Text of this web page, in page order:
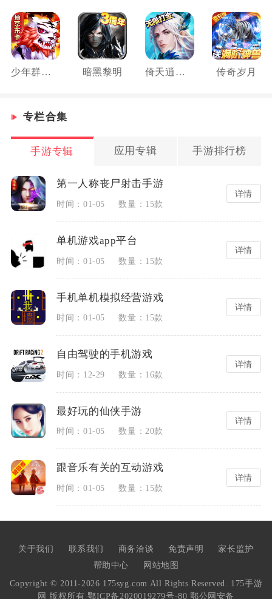
少年群侠传 暗黑黎明 倚天逍遥录 传奇岁月
专栏合集
手游专辑 应用专辑 手游排行榜
第一人称丧尸射击手游
时间：01-05 数量：15款
详情
单机游戏app平台
时间：01-05 数量：15款
详情
手机单机模拟经营游戏
时间：01-05 数量：15款
详情
自由驾驶的手机游戏
时间：12-29 数量：16款
详情
最好玩的仙侠手游
时间：01-05 数量：20款
详情
跟音乐有关的互动游戏
时间：01-05 数量：15款
详情
好用的聊天交友软件排行
时间：12-07 数量：15款
手机影视app软件哪个好
详情
2023游戏排行榜前十名
时间：08-04 数量：35款
回合制手游排行榜2021排行榜
详情
关于我们 联系我们 商务洽谈 免责声明
家长监护
帮助中心
网站地图
Copyright © 2011-2026 175syg.com All Rights Reserved. 175手游
网 版权所有鄂ICP备2020019279号-80 鄂公网安备